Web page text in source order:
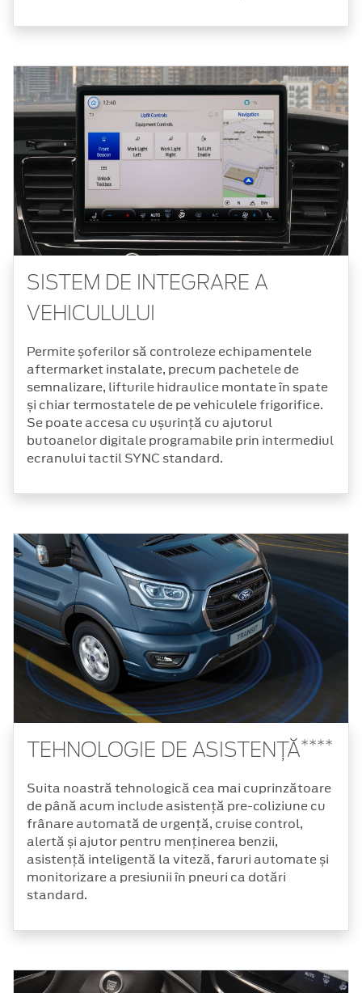
SISTEM DE INTEGRARE A
VEHICULULUI
Permite șoferilor să controleze echipamentele
aftermarket instalate, precum pachetele de
semnalizare, lifturile hidraulice montate în spate
și chiar termostatele de pe vehiculele frigorifice.
Se poate accesa cu ușurință cu ajutorul
butoanelor digitale programabile prin intermediul
ecranului tactil SYNC standard.
TEHNOLOGIE DE ASISTENȚĂ****
Suita noastră tehnologică cea mai cuprinzătoare
de până acum include asistență pre-coliziune cu
frânare automată de urgență, cruise control,
alertă și ajutor pentru menținerea benzii,
asistență inteligentă la viteză, faruri automate și
monitorizare a presiunii în pneuri ca dotări
standard.